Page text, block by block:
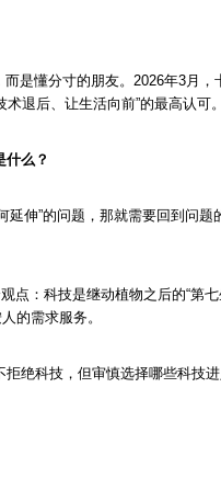
是懂分寸的朋友。2026年3月
退后、让生活向前”的最高认可。
什么？
延伸”的问题，那就需要回到问
点：科技是继动植物之后的“第
的需求服务。
绝科技，但审慎选择哪些科技